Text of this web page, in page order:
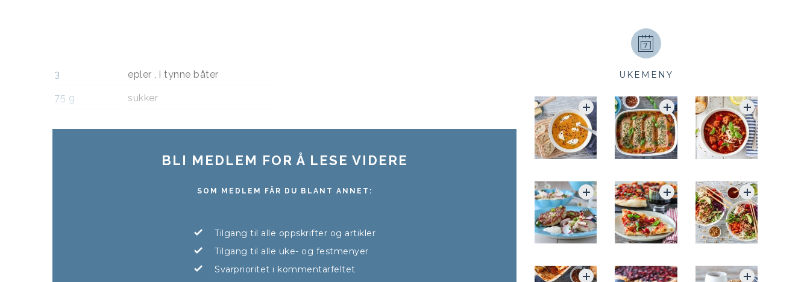
3 epler , i tynne båter
75 g sukker
BLI MEDLEM FOR Å LESE VIDERE
SOM MEDLEM FÅR DU BLANT ANNET:
Tilgang til alle oppskrifter og artikler
Tilgang til alle uke- og festmenyer
Svarprioritet i kommentarfeltet
UKEMENY